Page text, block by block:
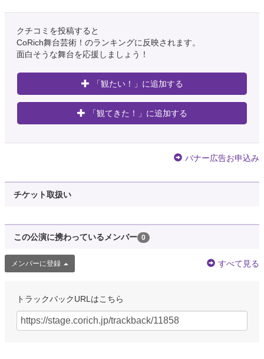
クチコミを投稿すると
CoRich舞台芸術！のランキングに反映されます。
面白そうな舞台を応援しましょう！
「観たい！」に追加する
「観てきた！」に追加する
バナー広告お申込み
チケット取扱い
この公演に携わっているメンバー 0
メンバーに登録 すべて見る
トラックバックURLはこちら